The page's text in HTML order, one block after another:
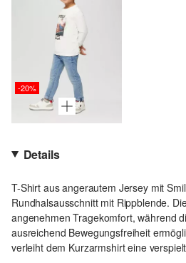
-20%
Details
T-Shirt aus angerautem Jersey mit
Rundhalsausschnitt mit Rippblende.
angenehmen Tragekomfort, während
ausreichend Bewegungsfreiheit
verleiht dem Kurzarmshirt eine